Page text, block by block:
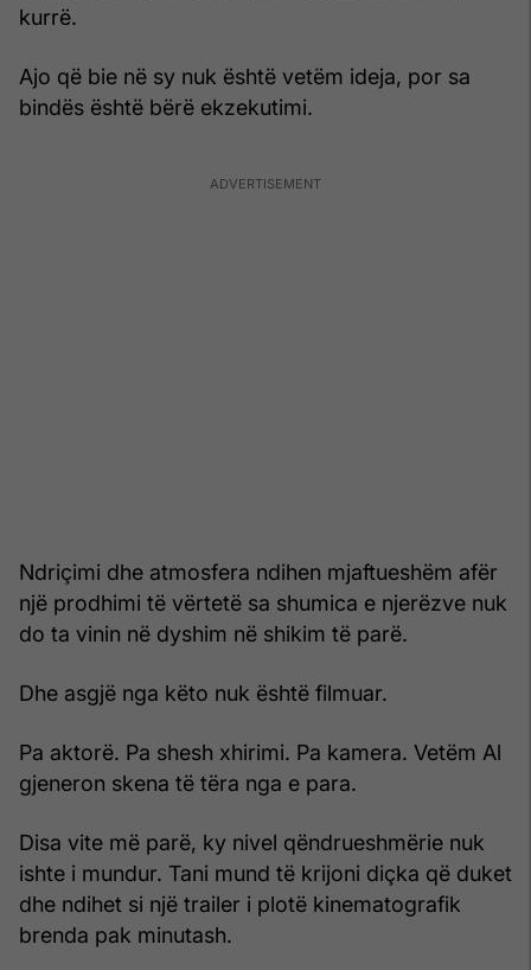
kurrë.
Ajo që bie në sy nuk është vetëm ideja, por sa
bindës është bërë ekzekutimi.
Ndriçimi dhe atmosfera ndihen mjaftueshëm afër
një prodhimi të vërtetë sa shumica e njerëzve nuk
do ta vinin në dyshim në shikim të parë.
Dhe asgjë nga këto nuk është filmuar.
Pa aktorë. Pa shesh xhirimi. Pa kamera. Vetëm Al
gjeneron skena të tëra nga e para.
Disa vite më parë, ky nivel qëndrueshmërie nuk
ishte i mundur. Tani mund të krijoni diçka që duket
dhe ndihet si një trailer i plotë kinematografik
brenda pak minutash.